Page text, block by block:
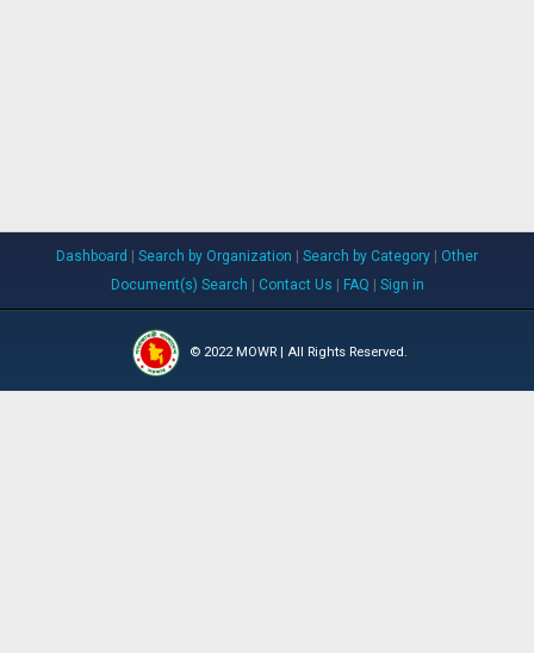
Dashboard Search by Organization Search by Category
Other
Document(s) Search
Contact Us FAQ Sign in
© 2022 MOWR | All Rights Reserved.